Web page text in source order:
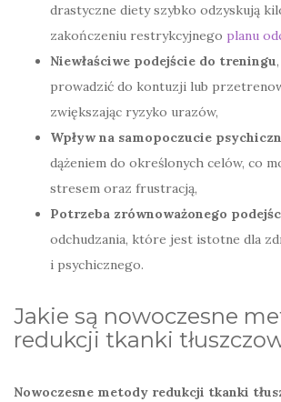
drastyczne diety szybko odzyskują
zakończeniu restrykcyjnego planu
Niewłaściwe podejście do treningu
prowadzić do kontuzji lub
zwiększając ryzyko urazów,
Wpływ na samopoczucie
dążeniem do określonych celów, co
stresem oraz frustracją,
Potrzeba zrównoważonego
odchudzania, które jest istotne dla
i psychicznego.
Jakie są nowoczesne
redukcji tkanki
Nowoczesne metody redukcji tkanki